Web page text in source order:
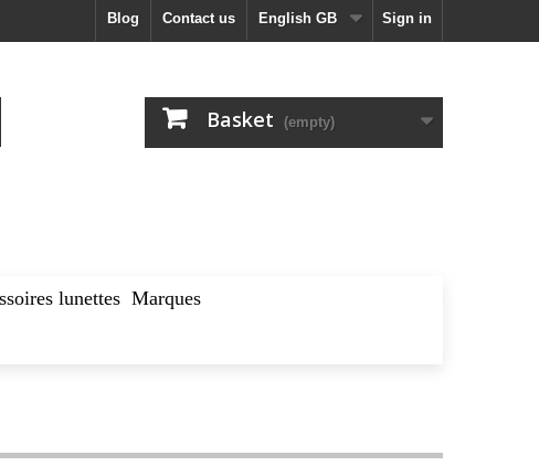
Sign in
English GB
Contact us
blog
Basket (empty)
lunettes Marques